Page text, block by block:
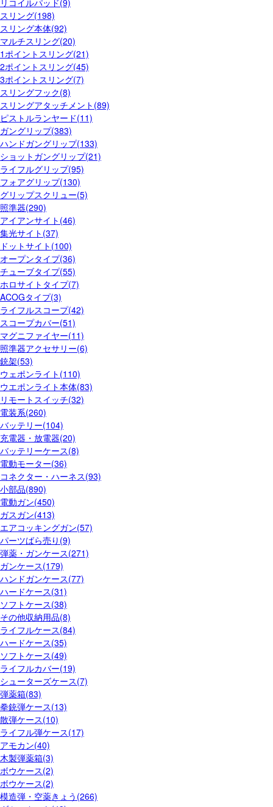
リコイルパッド(9)
スリング(198)
スリング本体(92)
マルチスリング(20)
1ポイントスリング(21)
2ポイントスリング(45)
3ポイントスリング(7)
スリングフック(8)
スリングアタッチメント(89)
ピストルランヤード(11)
ガングリップ(383)
ハンドガングリップ(133)
ショットガングリップ(21)
ライフルグリップ(95)
フォアグリップ(130)
グリップスクリュー(5)
照準器(290)
アイアンサイト(46)
集光サイト(37)
ドットサイト(100)
オープンタイプ(36)
チューブタイプ(55)
ホロサイトタイプ(7)
ACOGタイプ(3)
ライフルスコープ(42)
スコープカバー(51)
マグニファイヤー(11)
照準器アクセサリー(6)
銃架(53)
ウェポンライト(110)
ウエポンライト本体(83)
リモートスイッチ(32)
電装系(260)
バッテリー(104)
充電器・放電器(20)
バッテリーケース(8)
電動モーター(36)
コネクター・ハーネス(93)
小部品(890)
電動ガン(450)
ガスガン(413)
エアコッキングガン(57)
パーツばら売り(9)
弾薬・ガンケース(271)
ガンケース(179)
ハンドガンケース(77)
ハードケース(31)
ソフトケース(38)
その他収納用品(8)
ライフルケース(84)
ハードケース(35)
ソフトケース(49)
ライフルカバー(19)
シューターズケース(7)
弾薬箱(83)
拳銃弾ケース(13)
散弾ケース(10)
ライフル弾ケース(17)
アモカン(40)
木製弾薬箱(3)
ボウケース(2)
ボウケース(2)
模造弾・空薬きょう(266)